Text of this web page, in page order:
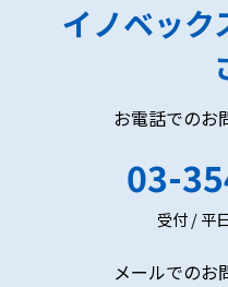
イノベック
お電話でのお
03-
受付 / 平
メールでのお